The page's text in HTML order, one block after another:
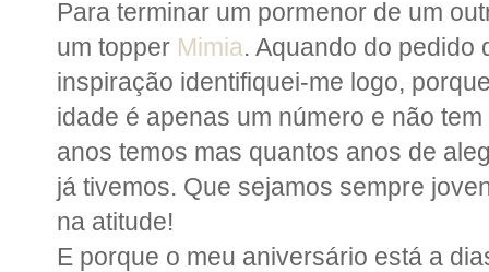
Para terminar um pormenor de um
um topper Mimia. Aquando do pedido
inspiração identifiquei-me logo,
idade é apenas um número e não
anos temos mas quantos anos de
já tivemos. Que sejamos sempre
na atitude!
E porque o meu aniversário está a